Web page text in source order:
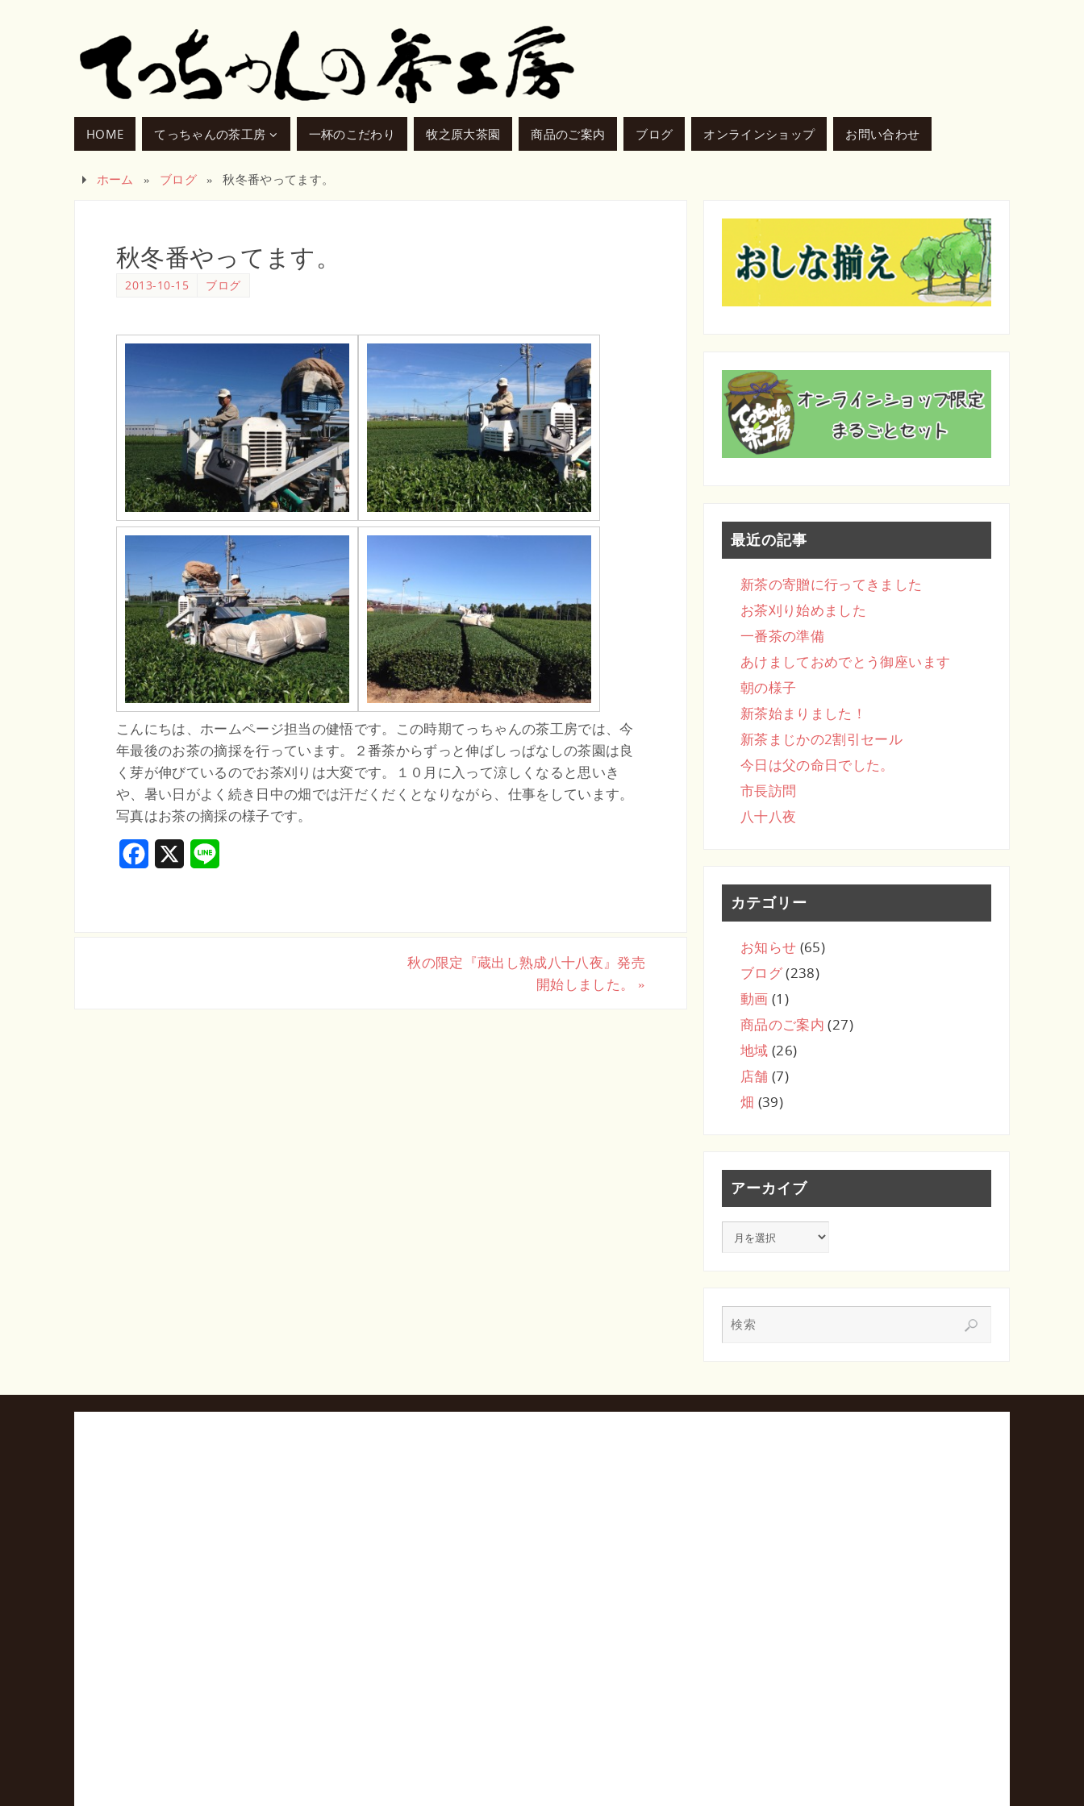
HOME てっちゃんの茶工房 一杯のこだわり 牧之原大茶園 商品のご案内 ブログ オンラインショップ お問い合わせ
ホーム » ブログ » 秋冬番やってます。
秋冬番やってます。
2013-10-15 ブログ
こんにちは、ホームページ担当の健悟です。この時期てっちゃんの茶工房では、今
年最後のお茶の摘採を行っています。２番茶からずっと伸ばしっぱなしの茶園は良
く芽が伸びているのでお茶刈りは大変です。１０月に入って涼しくなると思いき
や、暑い日がよく続き日中の畑では汗だくだくとなりながら、仕事をしています。
写真はお茶の摘採の様子です。
秋の限定『蔵出し熟成八十八夜』発売
開始しました。 »
最近の記事
新茶の寄贈に行ってきました
お茶刈り始めました
一番茶の準備
あけましておめでとう御座います
朝の様子
新茶始まりました！
新茶まじかの2割引セール
今日は父の命日でした。
市長訪問
八十八夜
カテゴリー
お知らせ (65)
ブログ(238)
動画 (1)
商品のご案内 (27)
地域 (26)
店舗 (7)
畑 (39)
アーカイブ